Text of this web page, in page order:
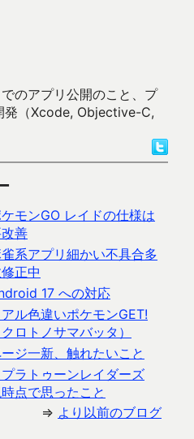
のアプリ公開のこと、プ
発（Xcode, Objective-C,
モンGO レイドの仕様は
善
系アプリ細かい不具合多
正中
17 への対応
アル色違いポケモンGET!
クロトノサマバッタ）
ジ一新、触れたいこと
ラトゥーンレイダーズ
点で思ったこと
⇒ より以前のブログ